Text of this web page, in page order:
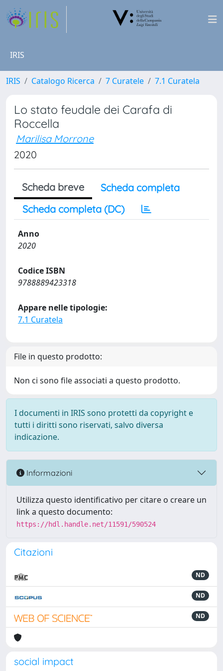
IRIS
IRIS Catalogo Ricerca 7 Curatele 7.1 Curatela
Lo stato feudale dei Carafa di
Roccella
Marilisa Morrone
2020
Scheda breve
Scheda completa
Scheda completa (DC)
Anno
2020
Codice ISBN
9788889423318
Appare nelle tipologie:
7.1 Curatela
File in questo prodotto:
Non ci sono file associati a questo prodotto.
I documenti in IRIS sono protetti da copyright e
tutti i diritti sono riservati, salvo diversa
indicazione.
Informazioni
Utilizza questo identificativo per citare o creare un
link a questo documento:
https://hdl.handle.net/11591/590524
Citazioni
ND
ND
ND
social impact